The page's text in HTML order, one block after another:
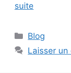
suite
Catégories
Blog
Laisser un